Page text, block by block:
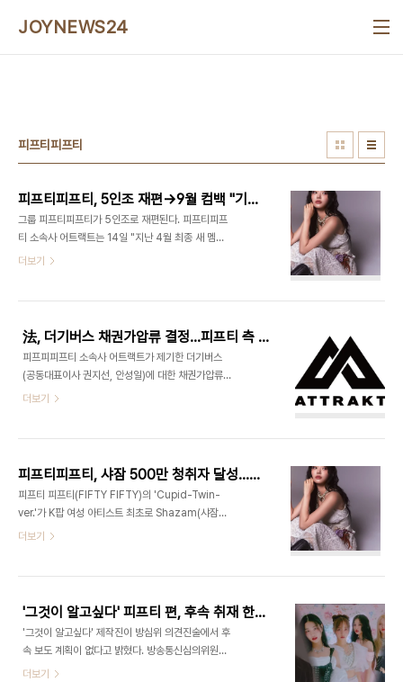
JOYNEWS24
피프티피프티
피프티피프티, 5인조 재편→9월 컴백 "기적같은 기회"(전문)
그룹 피프티피프티가 5인조로 재편된다. 피프티피프
티 소속사 어트랙트는 14일 "지난 4월 최종 새 멤버
4인을 확정했고 키나를 포함한 5인조로 새롭게 출발
티와 글로벌 마케팅을 위한 물리적인 시간들이 필요
하다"며 "완성도 높은 모습을 보여 드리기 위해 약속
드린 6월이 아닌 9월 컴백으로 준비하는 중"이라 설
명했다. 이어 소속사는 "기적처럼 얻어진 시간과 기
회라는 것을 너무나 잘 알고 있습니다. 그 기대에 부
의 색깔을 보여 드릴 선공개 곡도 선보일 예정"이라
더보기
法, 더기버스 채권가압류 결정…피프티 측 "손배 금액 확장 예정"(공식)
피프피피프티 소속사 어트랙트가 제기한 더기버스
(공동대표이사 권지선, 안성일)에 대한 채권가압류
신청을 법원이 받아들였다. 어트랙트 측은 7일 "소송
정이 났다"라고 밝혔다. 앞서 어트랙트는 지난해 9
월 27일 더기버스와 소속 임직원을 불법행위 및 채
무불이행으로 인한 손해배상을 청구하는 내용의 본
안소송을 제기하여 계속 중에 있는데 이번 예금채권
가압류 신청은 10억 원의 손해배상청구권에 대한 보
청구한 것이며 추후 재판 과정에서 손해배상 청구 금
트랙트의 소송대리..
더보기
피프티피프티, 샤잠 500만 청취자 달성…K팝 女가수 최초
피프티 피프티(FIFTY FIFTY)의 'Cupid-Twin-
ver.'가 K팝 여성 아티스트 최초로 Shazam(샤잠)
500만 청취를 돌파했다. 최근 피프티 피프티의
로, 앞서 K팝 그룹 중 500만을 달성한 아티스트는
방탄소년단이 유일하다. 샤잠은 1억명 이상의 유저를
보유한 전 세계에서 가장 인기 있는 음악 검색 앱이
다. 곡을 검색하면 타이틀과 함께 해당 곡이 샤잠된
횟수를 보여준다. 이를 바탕으로 각 지역의 유저들이
더보기
'그것이 알고싶다' 피프티 편, 후속 취재 한다더니…어이없는 취소
'그것이 알고싶다' 제작진이 방심위 의견진술에서 후
속 보도 계획이 없다고 밝혔다. 방송통신심의위원회
방송심의소위원회는 5일 서울 양천구 한국방송회관
더보기